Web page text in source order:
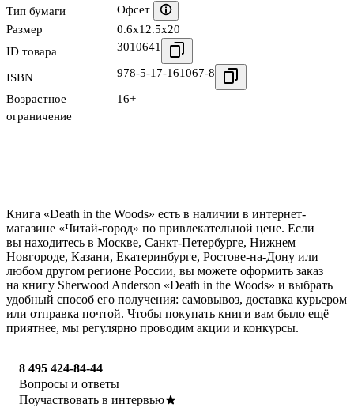
Тип бумаги
Офсет
Размер
0.6x12.5x20
ID товара
3010641
ISBN 978-5-17-161067-8
Возрастное
ограничение
16+
Книга «Death in the Woods» есть в наличии в интернет-
магазине «Читай-город» по привлекательной цене. Если
вы находитесь в Москве, Санкт-Петербурге, Нижнем
Новгороде, Казани, Екатеринбурге, Ростове-на-Дону или
любом другом регионе России, вы можете оформить заказ
на книгу Sherwood Anderson «Death in the Woods» и выбрать
удобный способ его получения: самовывоз, доставка курьером
или отправка почтой. Чтобы покупать книги вам было ещё
приятнее, мы регулярно проводим акции и конкурсы.
8 495 424-84-44
Вопросы и ответы
Поучаствовать в интервью